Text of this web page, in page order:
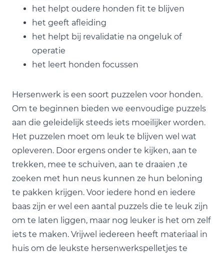
het helpt oudere honden fit te blijven
het geeft afleiding
het helpt bij revalidatie na ongeluk of
operatie
het leert honden focussen
Hersenwerk is een soort puzzelen voor honden.
Om te beginnen bieden we eenvoudige puzzels
aan die geleidelijk steeds iets moeilijker worden.
Het puzzelen moet om leuk te blijven wel wat
opleveren. Door ergens onder te kijken, aan te
trekken, mee te schuiven, aan te draaien ,te
zoeken met hun neus kunnen ze hun beloning
te pakken krijgen. Voor iedere hond en iedere
baas zijn er wel een aantal puzzels die te leuk zijn
om te laten liggen, maar nog leuker is het om zelf
iets te maken. Vrijwel iedereen heeft materiaal in
huis om de leukste hersenwerkspelletjes te